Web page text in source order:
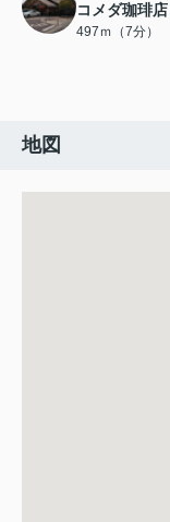
コメダ珈琲
497ｍ（7分）
地図